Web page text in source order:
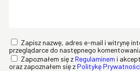
Zapisz nazwę, adres e-mail i witrynę
przeglądarce do następnego
Zapoznałem się z Regulaminem i
oraz zapoznałem się z Politykę Prywatności